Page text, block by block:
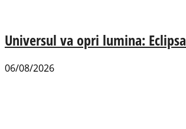
Universul va opri lumina:
06/08/2026